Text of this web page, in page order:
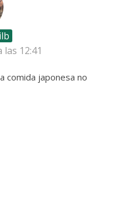
12:41
comida japonesa no